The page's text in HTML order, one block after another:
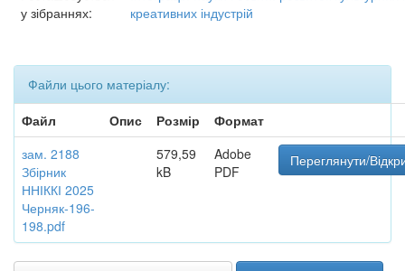
у зібраннях:
креативних індустрій
Файли цього матеріалу:
Файл
Опис Розмір
Формат
зам. 2188
Збірник
ННІККІ 2025
Черняк-196-
198.pdf
579,59
kB
Adobe
PDF
Переглянути/